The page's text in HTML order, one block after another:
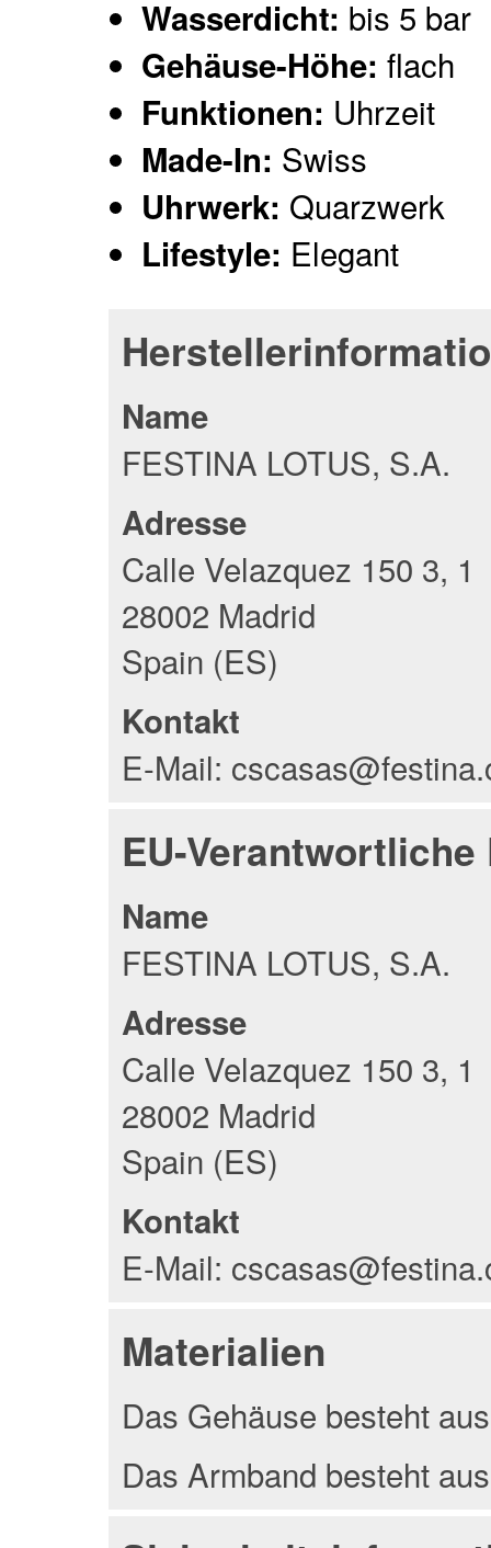
Wasserdicht: bis 5 bar
Gehäuse-Höhe: flach
Funktionen: Uhrzeit
Made-In: Swiss
Uhrwerk: Quarzwerk
Lifestyle: Elegant
Name
FESTINA LOTUS, S.A.
Adresse
Calle Velazquez 150 3, 1
28002 Madrid
Spain (ES)
Kontakt
E-Mail:
EU-Verantwortliche
Name
FESTINA LOTUS, S.A.
Adresse
Calle Velazquez 150 3, 1
28002 Madrid
Spain (ES)
Kontakt
E-Mail:
Materialien
Das Gehäuse besteht
Das Armband besteht